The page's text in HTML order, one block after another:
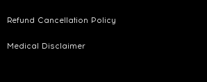
Refund Cancellation Policy
Medical Disclaimer